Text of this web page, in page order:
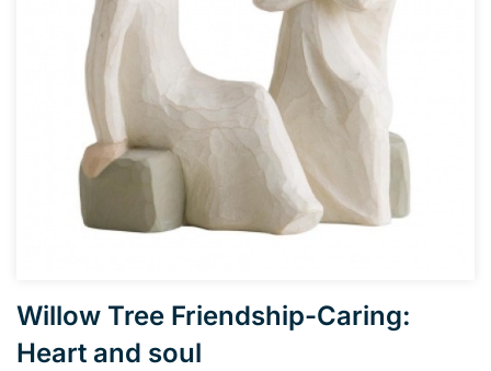
Willow Tree Friendship-Caring:
Heart and soul